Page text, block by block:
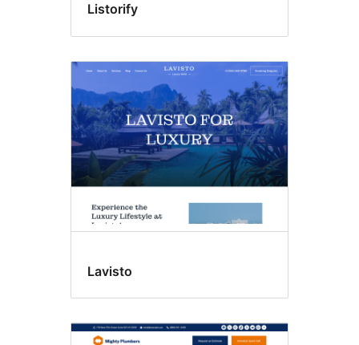
Listorify
Lavisto